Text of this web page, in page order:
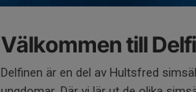
Välkommen till
Delfinen är en del av Hultsfred